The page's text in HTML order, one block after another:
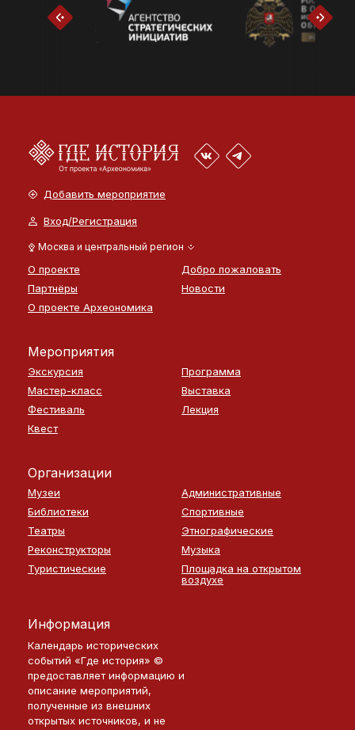
Добавить мероприятие
Вход/Регистрация
Москва и центральный регион
О проекте
Добро пожаловать
Партнёры
Новости
О проекте Археономика
Мероприятия
Экскурсия
Программа
Мастер-класс
Выставка
Фестиваль
Лекция
Квест
Организации
Музеи
Административные
Библиотеки
Спортивные
Театры
Этнографические
Реконструкторы
Музыка
Туристические
Площадка на открытом
воздухе
Информация
Календарь исторических
событий «Где история» ©
предоставляет информацию и
описание мероприятий,
полученные из внешних
открытых источников, и не